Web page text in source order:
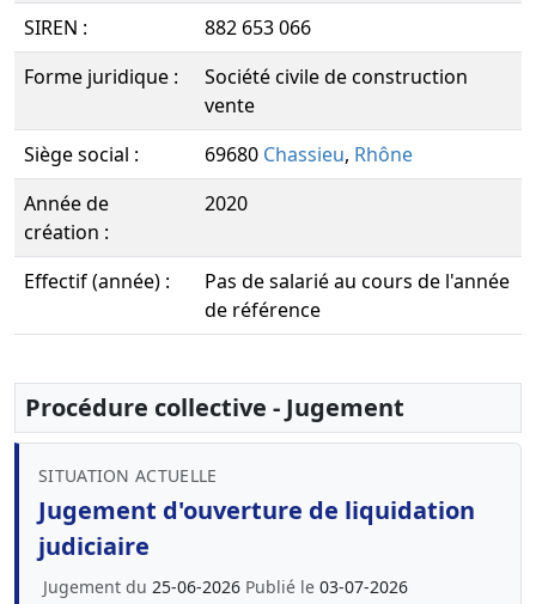
SIREN :
882 653 066
Forme juridique :
Société civile de construction
vente
Siège social :
69680 Chassieu, Rhône
Année de
création :
2020
Effectif (année) :
Pas de salarié au cours de l'année
de référence
Procédure collective - Jugement
SITUATION ACTUELLE
Jugement d'ouverture de liquidation
judiciaire
Jugement du 25-06-2026 Publié le 03-07-2026